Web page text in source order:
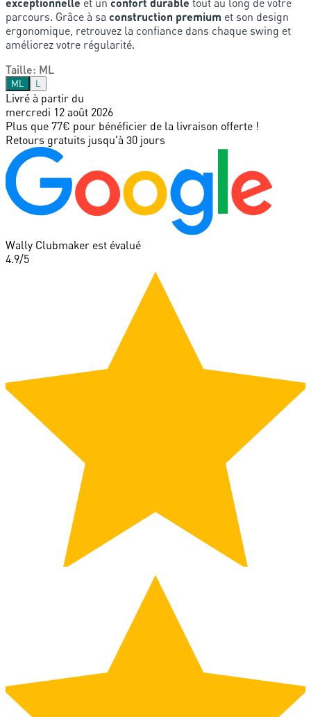
parcours. Grâce à sa construction premium et son design
ergonomique, retrouvez la confiance dans chaque swing et
améliorez votre régularité.
Taille: ML
ML L
Livré à partir du
mercredi 12 août 2026
Plus que 77€ pour bénéficier de la livraison offerte !
Retours gratuits jusqu'à 30 jours
Wally Clubmaker est évalué
4.9/5